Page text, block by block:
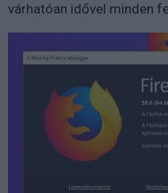
várhatóan idővel minden